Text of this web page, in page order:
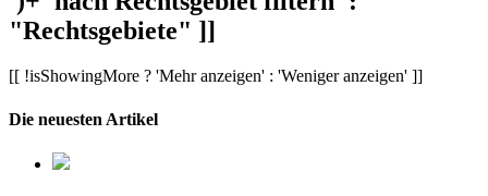
"Rechtsgebiete" ]]
[[ !isShowingMore ? 'Mehr anzeigen' : 'Weniger anzeigen' ]]
Die neuesten Artikel